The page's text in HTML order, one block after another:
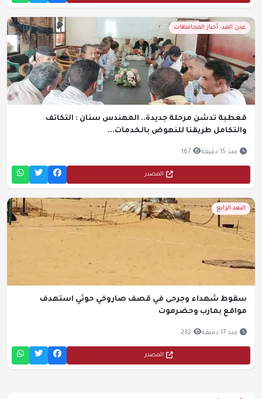
عدن الغد- أخبار المحافظات
قعطبة تدشن مرحلة جديدة.. المهندس سنان : التكاتف
والتكامل طريقنا للنهوض بالخدمات...
منذ 15 دقيقة 167
المصدر
البعد الرابع
سقوط شهداء وجرحى في قصف صاروخي حوثي استهدف
مواقع بمارب وحضرموت
منذ 17 دقيقة 232
المصدر